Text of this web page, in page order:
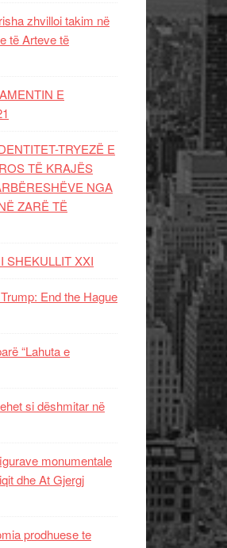
zhvilloi takim në
të Arteve të
E
TRYEZË E
TË KRAJËS
NGA
ZARË TË
SHEKULLIT XXI
End the Hague
“Lahuta e
si dëshmitar në
monumentale
dhe At Gjergj
prodhuese te